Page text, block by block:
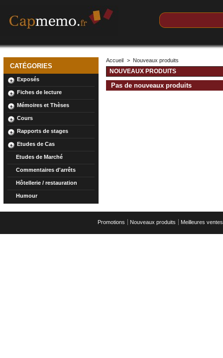
CATÉGORIES
Exposés
Fiches de lecture
Mémoires et Thèses
Cours
Rapports de stages
Etudes de Cas
Etudes de Marché
Commentaires d'arrêts
Hôtellerie / restauration
Humour
Accueil > Nouveaux produits
NOUVEAUX PRODUITS
Pas de nouveaux produits
Promotions Nouveaux produits Meilleures ventes